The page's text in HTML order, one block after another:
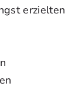
erzielten